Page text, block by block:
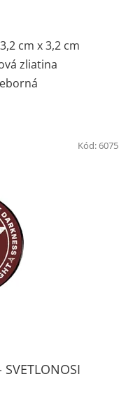
3,2 cm x 3,2 cm
zliatina
SVETLONOSI
Kód:6075